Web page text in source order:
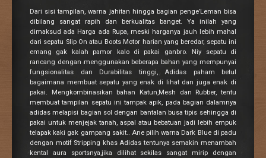
Dari sisi tampilan, warna jahitan hingga bagian penge’Leman bisa
dibilang sangat rapih dan berkualitas banget. Ya inilah yang
dimaksud ada Harga ada Rupa, meski harganya jauh lebih mahal
dari sepatu Slip On atau Boots Motor harian yang beredar, sepatu ini
emang gak kalah pamor kalo di pakai ganbro. Niy sepatu di
rancang dengan menggunakan beberapa bahan yang mempunyai
fungsionalitas dan Durabilitas tinggi, Adidas paham betul
bagaimana membuat sepatu yang enak di lihat dan juga enak di
pakai. Mengkombinasikan bahan Katun,Mesh dan Rubber, tentu
membuat tampilan sepatu ini tampak apik, pada bagian dalamnya
adidas melapisi bagian sol dengan bantalan busa tipis sehingga di
pakai untuk menjejak tanah, aspal atau bebatuan jadi lebih empuk
telapak kaki gak gampang sakit.. Ane pilih warna Dark Blue di padu
dengan motif Stripping khas Adidas tentunya semakin menambah
kental aura sportsnya,jika dilihat sekilas sangat mirip dengan